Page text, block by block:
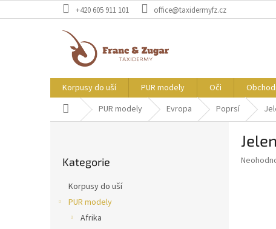
na
+420 605 911 101 office@taxidermyfz.cz
Korpusy do uší PUR modely Oči
Domů PUR modely Evropa Poprsí
kategorie
Kategorie
Korpusy do uší
PUR modely
Afrika
Průměrné